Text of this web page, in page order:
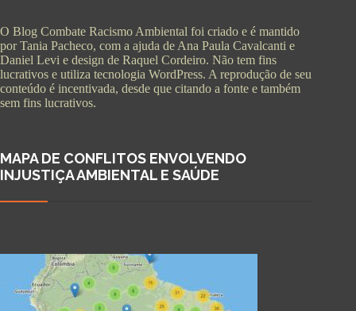
O Blog Combate Racismo Ambiental foi criado e é mantido
por Tania Pacheco, com a ajuda de Ana Paula Cavalcanti e
Daniel Levi e design de Raquel Cordeiro. Não tem fins
lucrativos e utiliza tecnologia WordPress. A reprodução de seu
conteúdo é incentivada, desde que citando a fonte e também
sem fins lucrativos.
MAPA DE CONFLITOS ENVOLVENDO
INJUSTIÇA AMBIENTAL E SAÚDE